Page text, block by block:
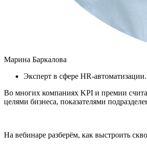
Марина Баркалова
Эксперт в сфере HR-автоматизации.
Во многих компаниях KPI и премии
целями бизнеса, показателями
На вебинаре разберём, как выстроить